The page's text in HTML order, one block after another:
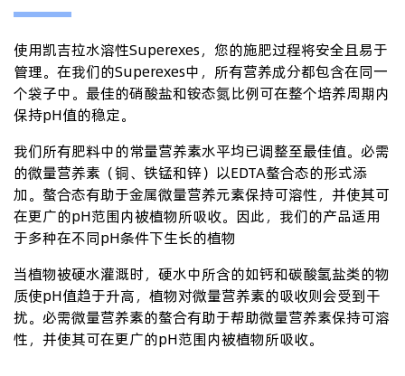
使用凯吉拉水溶性Superexes，您的施肥过程将安全且易于
管理。在我们的Superexes中，所有营养成分都包含在同一
个袋子中。最佳的硝酸盐和铵态氮比例可在整个培养周期内
保持pH值的稳定。
我们所有肥料中的常量营养素水平均已调整至最佳值。必需
的微量营养素（铜、铁锰和锌）以EDTA螯合态的形式添
加。螯合态有助于金属微量营养元素保持可溶性，并使其可
在更广的pH范围内被植物所吸收。因此，我们的产品适用
于多种在不同pH条件下生长的植物
当植物被硬水灌溉时，硬水中所含的如钙和碳酸氢盐类的物
质使pH值趋于升高，植物对微量营养素的吸收则会受到干
扰。必需微量营养素的螯合有助于帮助微量营养素保持可溶
性，并使其可在更广的pH范围内被植物所吸收。